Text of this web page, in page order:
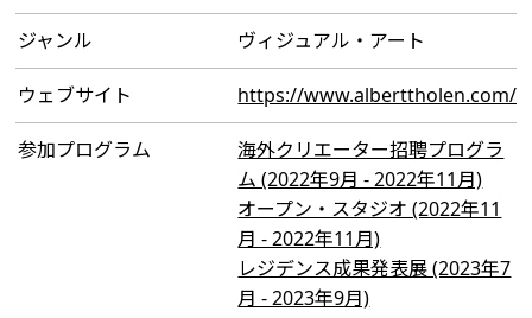
ジャンル ヴィジュアル・アート
ウェブサイト https://www.alberttholen.com/
参加プログラム
海外クリエーター招聘プログラ
ム (2022年9月 - 2022年11月)
オープン・スタジオ (2022年11
月 - 2022年11月)
レジデンス成果発表展 (2023年7
月 - 2023年9月)